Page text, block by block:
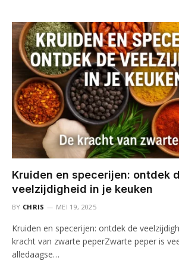
Kruiden en specerijen: ontdek
veelzijdigheid in je keuken
BY CHRIS MEI 19, 2025
Kruiden en specerijen: ontdek de
kracht van zwarte peperZwarte peper is
alledaagse…